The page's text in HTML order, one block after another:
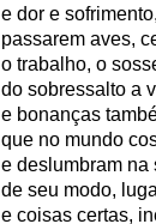
e dor e
passarem aves,
o trabalho, o
do sobressalto a
e bonanças
que no mundo
e deslumbram na
de seu modo,
e coisas certas,